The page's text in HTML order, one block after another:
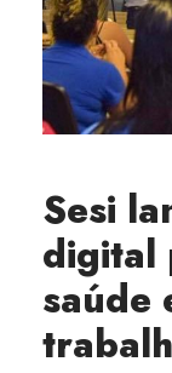
Sesi
digital
saúde